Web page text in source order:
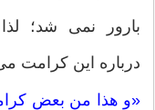
بارور نمی شد؛
درباره این کرامت
«و هذا من بعض